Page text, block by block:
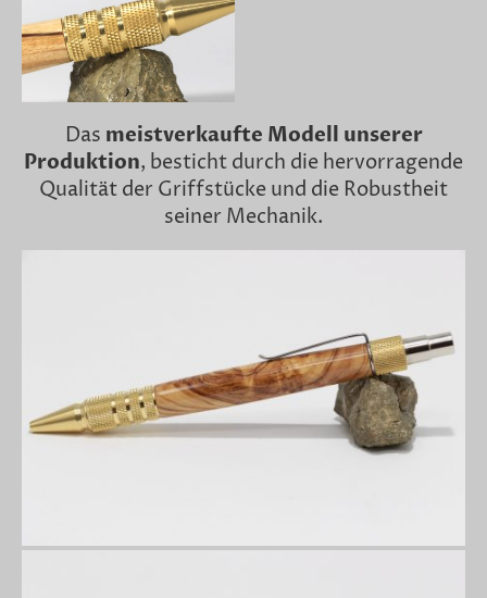
Das meistverkaufte Modell unserer
Produktion, besticht durch die hervorragende
Qualität der Griffstücke und die Robustheit
seiner Mechanik.